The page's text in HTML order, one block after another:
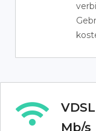
Mb/s